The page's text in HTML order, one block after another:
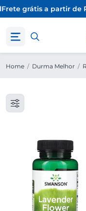
Frete grátis a partir de
Home / Durma Melhor /